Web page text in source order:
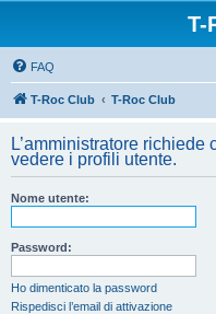
T-
FAQ
T-Roc Club T-Roc Club
L’amministratore
vedere i profili utente.
Nome utente:
Password:
Ho dimenticato la password
Rispedisci l’email di attivazione